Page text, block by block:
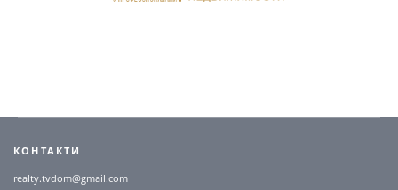
КОНТАКТИ
realty.tvdom@gmail.com